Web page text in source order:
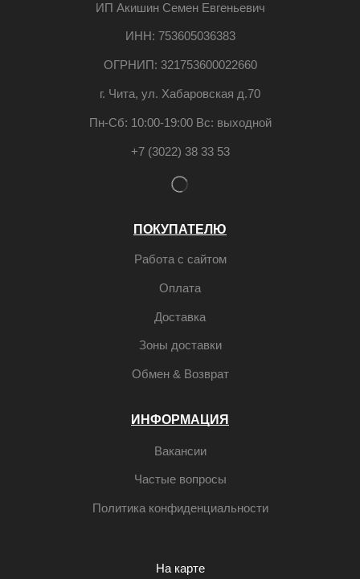
ИП Акишин Семен Евгеньевич
ИНН: 753605036383
ОГРНИП: 321753600022660
г. Чита, ул. Хабаровская д.70
Пн-Сб: 10:00-19:00 Вс: выходной
+7 (3022) 38 33 53
ПОКУПАТЕЛЮ
Работа с сайтом
Оплата
Доставка
Зоны доставки
Обмен & Возврат
ИНФОРМАЦИЯ
Вакансии
Частые вопросы
Политика конфиденциальности
На карте